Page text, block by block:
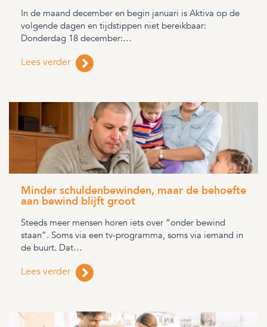
In de maand december en begin januari is Aktiva op de
volgende dagen en tijdstippen niet bereikbaar:
Donderdag 18 december:…
Lees verder
Minder schuldenbewinden, maar de behoefte
aan bewind blijft groot
Steeds meer mensen horen iets over “onder bewind
staan”. Soms via een tv-programma, soms via iemand in
de buurt. Dat…
Lees verder